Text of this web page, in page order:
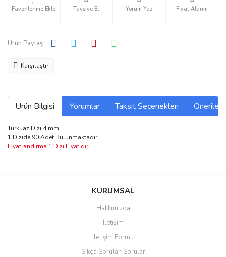
Tavsiye Et Yorum Yaz Fiyat Alarmı
Ürün Paylaş :
Karşılaştır
Ürün Bilgisi Yorumlar Taksit Seçenekleri
Turkuaz Dizi 4 mm,
1 Dizide 90 Adet Bulunmaktadır.
Fiyatlandırma 1 Dizi Fiyatıdır.
Bu ürüne ilk yorumu siz yapın!
Yorum Yaz
Ürün resmi kalitesiz, bozuk veya görüntülenemiyor.
Ürün açıklamasında eksik bilgiler bulunuyor.
Ürün bilgilerinde hatalar bulunuyor.
KURUMSAL
Hakkımızda
İletişim
İletişim Formu
Sıkça Sorulan Sorular